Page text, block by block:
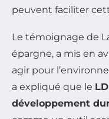
peuvent faciliter
Le témoignage de
épargne, a mis en
agir pour
a expliqué que le
développement